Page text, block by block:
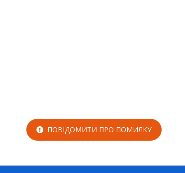
ПОВІДОМИТИ ПРО ПОМИЛКУ